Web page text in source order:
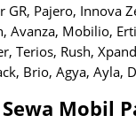
GR, Pajero, Innova
Avanza, Mobilio,
Terios, Rush,
Brio, Agya, Ayla,
Mobil